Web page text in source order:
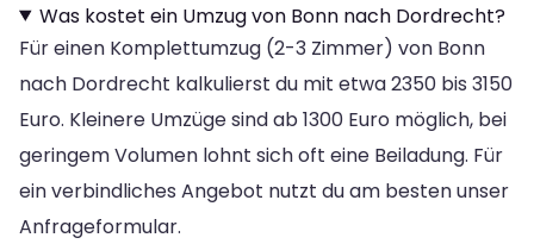
Was kostet ein Umzug von Bonn nach Dordrecht?
Für einen Komplettumzug (2-3 Zimmer) von Bonn
nach Dordrecht kalkulierst du mit etwa 2350 bis 3150
Euro. Kleinere Umzüge sind ab 1300 Euro möglich, bei
geringem Volumen lohnt sich oft eine Beiladung. Für
ein verbindliches Angebot nutzt du am besten unser
Anfrageformular.